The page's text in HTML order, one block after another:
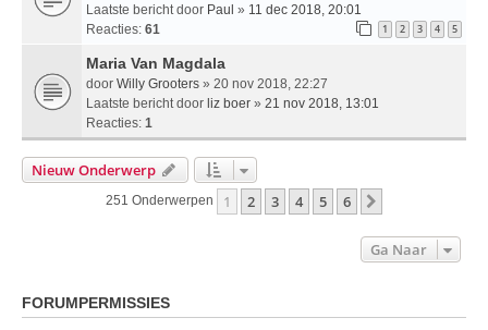
Laatste bericht door Paul » 11 dec 2018, 20:01
Reacties: 61 1 2 3 4 5
Maria Van Magdala
door Willy Grooters » 20 nov 2018, 22:27
Laatste bericht door liz boer » 21 nov 2018, 13:01
Reacties: 1
Nieuw Onderwerp
251 Onderwerpen 1 2 3 4 5 6
Ga Naar
FORUMPERMISSIES